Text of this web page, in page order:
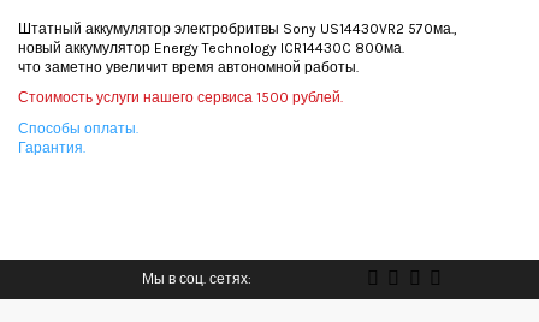
Штатный аккумулятор электробритвы Sony US14430VR2 570ма.,
новый аккумулятор Energy Technology ICR14430C 800ма.
что заметно увеличит время автономной работы.
Стоимость услуги нашего сервиса 1500 рублей.
Способы оплаты.
Гарантия.
Мы в соц. сетях: